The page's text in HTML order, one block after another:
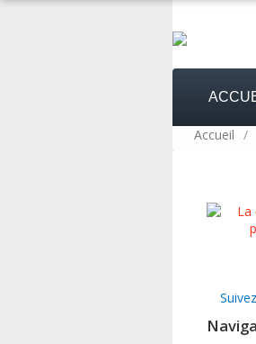
Accueil /